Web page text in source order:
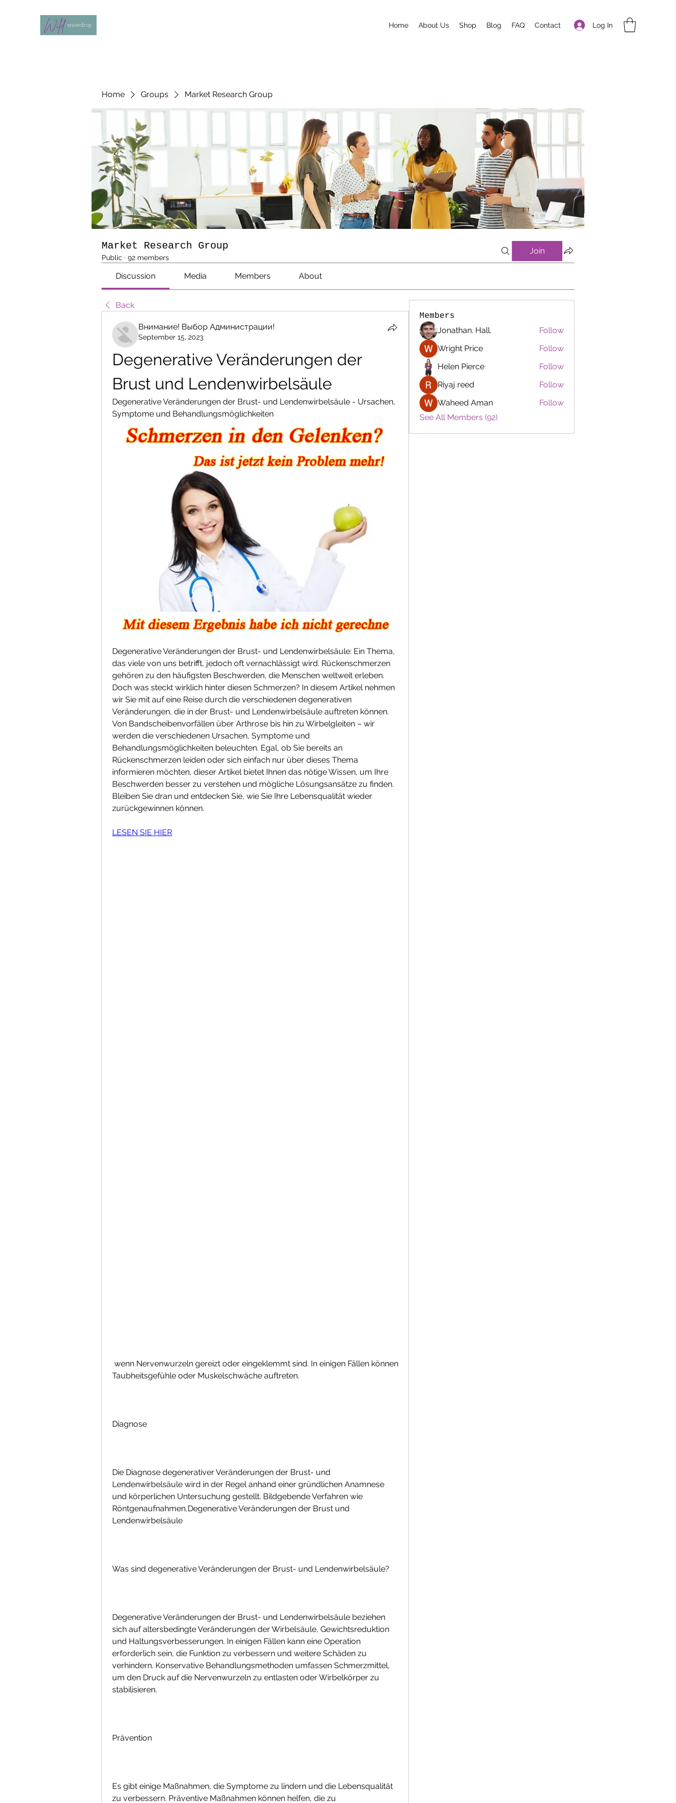
Log In
Home About Us Shop Blog FAQ Contact
Home Groups Market Research Group
Market Research Group
Public · 92 members
Join
Discussion Media Members About
Back
Внимание! Выбор Администрации!
September 15, 2023
Degenerative Veränderungen der
Brust und Lendenwirbelsäule
Degenerative Veränderungen der Brust- und Lendenwirbelsäule - Ursachen,
Symptome und Behandlungsmöglichkeiten
Degenerative Veränderungen der Brust- und Lendenwirbelsäule: Ein Thema,
das viele von uns betrifft, jedoch oft vernachlässigt wird. Rückenschmerzen
gehören zu den häufigsten Beschwerden, die Menschen weltweit erleben.
Doch was steckt wirklich hinter diesen Schmerzen? In diesem Artikel nehmen
wir Sie mit auf eine Reise durch die verschiedenen degenerativen
Veränderungen, die in der Brust- und Lendenwirbelsäule auftreten können.
Von Bandscheibenvorfällen über Arthrose bis hin zu Wirbelgleiten – wir
werden die verschiedenen Ursachen, Symptome und
Behandlungsmöglichkeiten beleuchten. Egal, ob Sie bereits an
Rückenschmerzen leiden oder sich einfach nur über dieses Thema
informieren möchten, dieser Artikel bietet Ihnen das nötige Wissen, um Ihre
Beschwerden besser zu verstehen und mögliche Lösungsansätze zu finden.
Bleiben Sie dran und entdecken Sie, wie Sie Ihre Lebensqualität wieder
zurückgewinnen können.
LESEN SIE HIER
Taubheitsgefühle oder Muskelschwäche auftreten.
Diagnose
Die Diagnose degenerativer Veränderungen der Brust- und
Lendenwirbelsäule wird in der Regel anhand einer gründlichen Anamnese
und körperlichen Untersuchung gestellt. Bildgebende Verfahren wie
Röntgenaufnahmen,Degenerative Veränderungen der Brust und
Lendenwirbelsäule
Was sind degenerative Veränderungen der Brust- und Lendenwirbelsäule?
Degenerative Veränderungen der Brust- und Lendenwirbelsäule beziehen
sich auf altersbedingte Veränderungen der Wirbelsäule, Gewichtsreduktion
und Haltungsverbesserungen. In einigen Fällen kann eine Operation
erforderlich sein, die Funktion zu verbessern und weitere Schäden zu
verhindern. Konservative Behandlungsmethoden umfassen Schmerzmittel,
um den Druck auf die Nervenwurzeln zu entlasten oder Wirbelkörper zu
stabilisieren.
Prävention
Es gibt einige Maßnahmen, die Symptome zu lindern und die Lebensqualität
zu verbessern. Präventive Maßnahmen können helfen, die zu
Members
Jonathan. Hall.
Follow
Wright Price
Follow
Helen Pierce
Follow
Riyaj reed
Follow
Waheed Aman
Follow
See All Members (92)